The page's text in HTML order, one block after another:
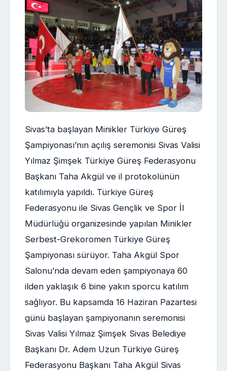
Sivas’ta başlayan Minikler Türkiye Güreş
Şampiyonası’nın açılış seremonisi Sivas Valisi
Yılmaz Şimşek Türkiye Güreş Federasyonu
Başkanı Taha Akgül ve il protokolünün
katılımıyla yapıldı. Türkiye Güreş
Federasyonu ile Sivas Gençlik ve Spor İl
Müdürlüğü organizesinde yapılan Minikler
Serbest-Grekoromen Türkiye Güreş
Şampiyonası sürüyor. Taha Akgül Spor
Salonu’nda devam eden şampiyonaya 60
ilden yaklaşık 6 bine yakın sporcu katılım
sağlıyor. Bu kapsamda 16 Haziran Pazartesi
günü başlayan şampiyonanın seremonisi
Sivas Valisi Yılmaz Şimşek Sivas Belediye
Başkanı Dr. Adem Uzun Türkiye Güreş
Federasyonu Başkanı Taha Akgül Sivas